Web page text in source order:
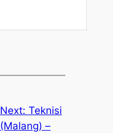
Next: Teknisi
(Malang) –